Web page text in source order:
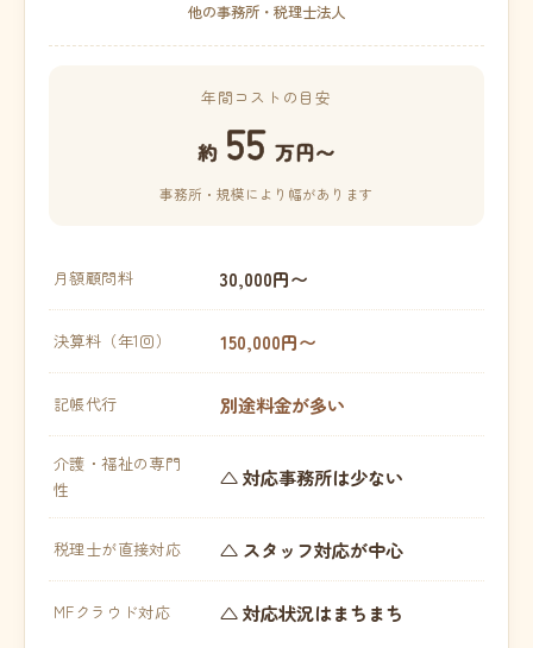
他の事務所・税理士法人
年間コストの目安
約 55 万円〜
事務所・規模により幅があります
月額顧問料 30,000円〜
決算料（年1回） 150,000円〜
記帳代行 別途料金が多い
介護・福祉の専門
性
△ 対応事務所は少ない
税理士が直接対応 △ スタッフ対応が中心
MFクラウド対応 △ 対応状況はまちまち